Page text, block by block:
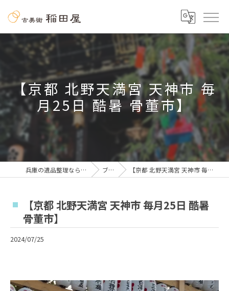
【京都 北野天満宮 天神市 毎
月25日 酷暑 骨董市】
兵庫の遺品整理なら古美術 稲田屋 ブログ 【京都 北野天満宮 天神市 毎月25日 酷暑 骨董市】
【京都 北野天満宮 天神市 毎月25日 酷暑
骨董市】
2024/07/25